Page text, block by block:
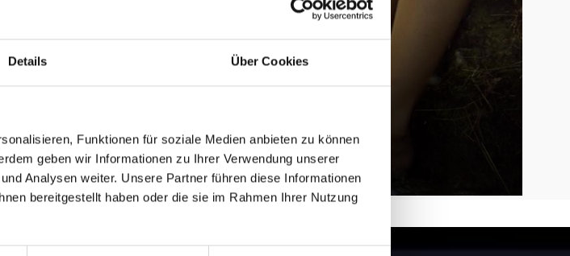
Details Über Cookies
Funktionen für soziale Medien anbieten zu können
geben wir Informationen zu Ihrer Verwendung unserer
Analysen weiter. Unsere Partner führen diese Informationen
bereitgestellt haben oder die sie im Rahmen Ihrer Nutzung